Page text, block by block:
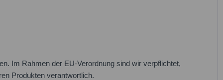
Im Rahmen der EU-Verordnung sind wir verpflichtet,
Produkten verantwortlich.